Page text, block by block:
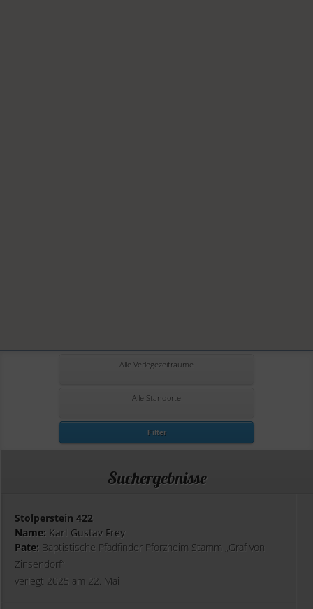
Alle Verlegezeiträume
Alle Standorte
Filter
Suchergebnisse
Stolperstein 422
Name: Karl Gustav Frey
Pate: Baptistische Pfadfinder Pforzheim Stamm „Graf von
Zinsendorf“
verlegt 2025 am 22. Mai